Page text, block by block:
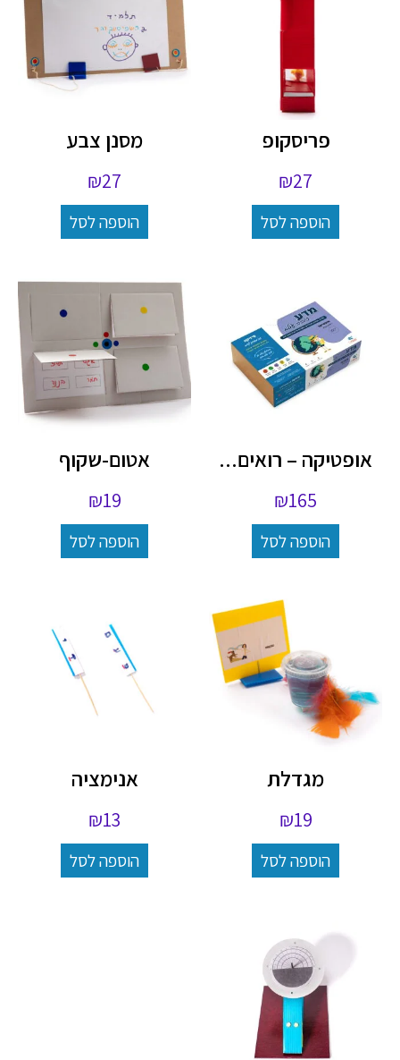
פריסקופ
₪27
הוספה לסל
מסנן צבע
₪27
הוספה לסל
אופטיקה – רואים...
₪165
הוספה לסל
אטום-שקוף
₪19
הוספה לסל
מגדלת
₪19
הוספה לסל
אנימציה
₪13
הוספה לסל